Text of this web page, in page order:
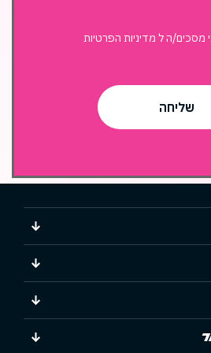
מסכים/ה ל מדיניות הפרטיות